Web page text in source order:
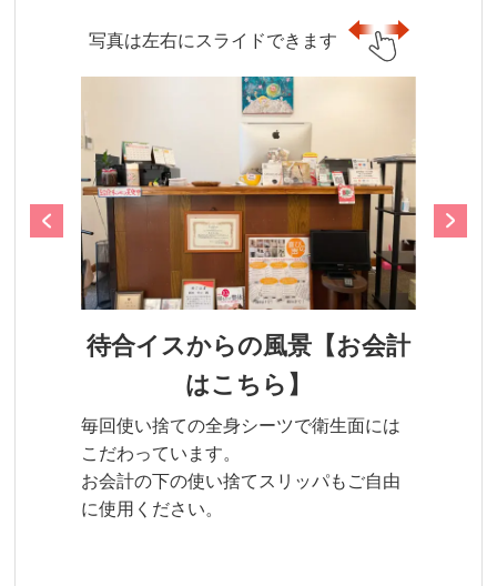
写真は左右にスライドできます
待合イスからの風景【お会計
はこちら】
毎回使い捨ての全身シーツで衛生面には
こだわっています。
お会計の下の使い捨てスリッパもご自由
に使用ください。